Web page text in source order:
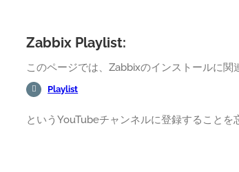
Zabbix Playlist:
このページでは、Zabbixのインストールに関
Playlist
というYouTubeチャンネルに登録することを